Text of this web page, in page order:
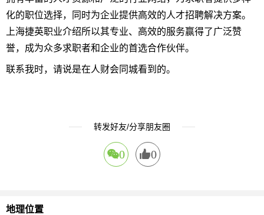
化的职位选择，同时为企业提供高效的人才招聘解决方案。
上海捷英职业介绍所以其专业、高效的服务赢得了广泛赞
誉，成为众多求职者和企业的首选合作伙伴。
联系我时，请说是在人财会同城看到的。
转发好友/分享朋友圈
0 0
地理位置